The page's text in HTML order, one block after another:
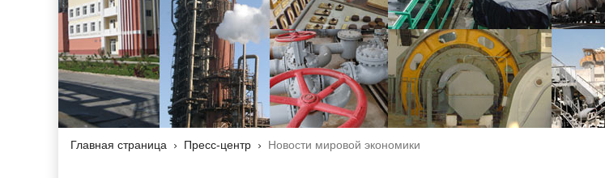
Главная страница Пресс-центр Новости мировой экономики